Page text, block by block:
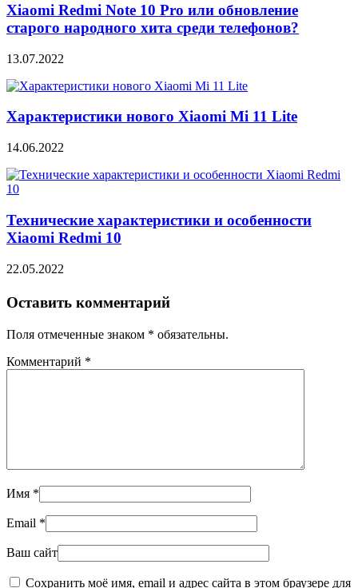
Xiaomi Redmi Note 10 Pro или обновление
старого народного хита среди телефонов?
13.07.2022
Характеристики нового Xiaomi Mi 11 Lite
14.06.2022
Технические характеристики и особенности
Xiaomi Redmi 10
22.05.2022
Оставить комментарий
Поля отмеченные знаком * обязательны.
Комментарий *
Имя *
Email *
Ваш сайт
Сохранить моё имя, email и адрес сайта в этом браузере для